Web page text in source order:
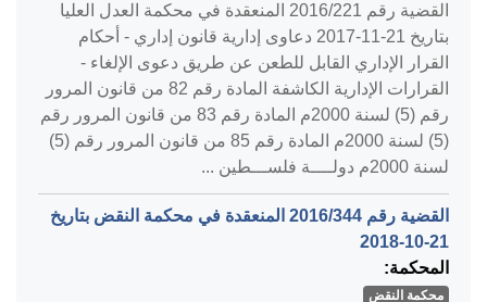
القضية رقم ‎221‏/‎2016‏ المنعقدة في محكمة العدل العليا
بتاريخ ‎2017-11-21‏ دعاوى إدارية قانون إداري - أحكام
القرار الإداري القابل للطعن عن طريق دعوى الإلغاء -
القرارات الإدارية الكاشفة المادة رقم 82 من قانون المرور
رقم (5) لسنة 2000م المادة رقم 83 من قانون المرور رقم
(5) لسنة 2000م المادة رقم 85 من قانون المرور رقم (5)
لسنة 2000م دولــــة فلســـطين ...
القضية رقم ‎344‏/‎2016‏ المنعقدة في محكمة النقض بتاريخ
‎2018-10-21‏
المحكمة:
محكمة النقض